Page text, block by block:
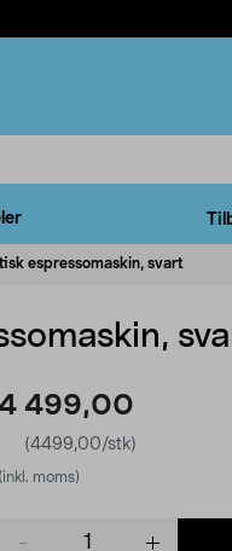
espressomaskin, svart
4 499,00
(4499,00/stk)
(inkl. moms)